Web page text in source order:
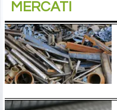
MERCATI